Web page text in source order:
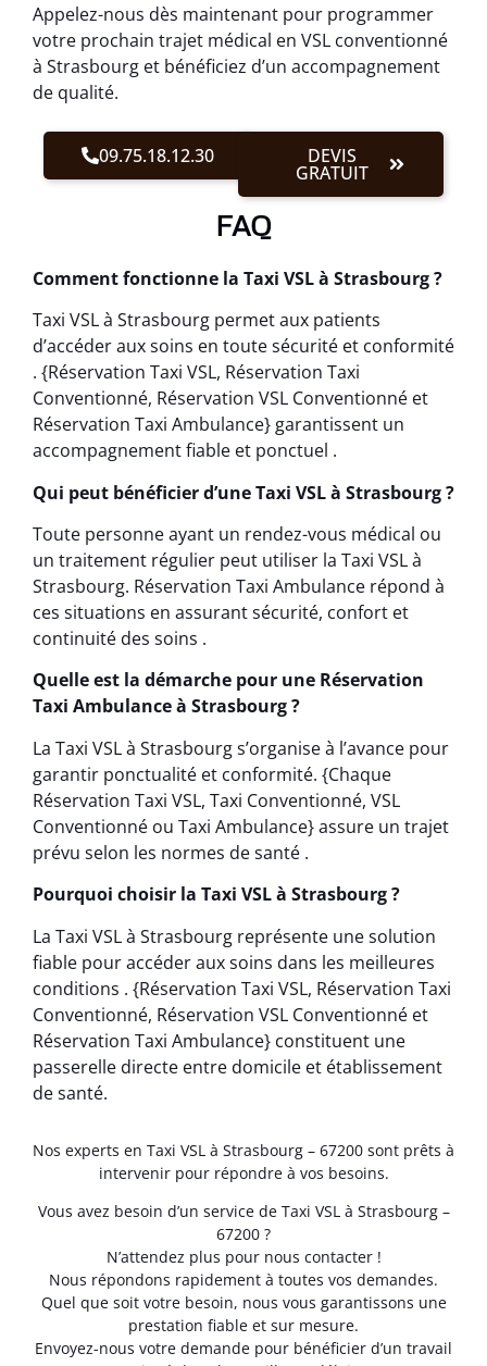
Appelez-nous dès maintenant pour programmer
votre prochain trajet médical en VSL conventionné
à Strasbourg et bénéficiez d’un accompagnement
de qualité.
09.75.18.12.30 DEVIS
GRATUIT
FAQ
Comment fonctionne la Taxi VSL à Strasbourg ?
Taxi VSL à Strasbourg permet aux patients
d’accéder aux soins en toute sécurité et conformité
. {Réservation Taxi VSL, Réservation Taxi
Conventionné, Réservation VSL Conventionné et
Réservation Taxi Ambulance} garantissent un
accompagnement fiable et ponctuel .
Qui peut bénéficier d’une Taxi VSL à Strasbourg ?
Toute personne ayant un rendez-vous médical ou
un traitement régulier peut utiliser la Taxi VSL à
Strasbourg. Réservation Taxi Ambulance répond à
ces situations en assurant sécurité, confort et
continuité des soins .
Quelle est la démarche pour une Réservation
Taxi Ambulance à Strasbourg ?
La Taxi VSL à Strasbourg s’organise à l’avance pour
garantir ponctualité et conformité. {Chaque
Réservation Taxi VSL, Taxi Conventionné, VSL
Conventionné ou Taxi Ambulance} assure un trajet
prévu selon les normes de santé .
Pourquoi choisir la Taxi VSL à Strasbourg ?
La Taxi VSL à Strasbourg représente une solution
fiable pour accéder aux soins dans les meilleures
conditions . {Réservation Taxi VSL, Réservation Taxi
Conventionné, Réservation VSL Conventionné et
Réservation Taxi Ambulance} constituent une
passerelle directe entre domicile et établissement
de santé.
Nos experts en Taxi VSL à Strasbourg – 67200 sont prêts à
intervenir pour répondre à vos besoins.
Vous avez besoin d’un service de Taxi VSL à Strasbourg –
67200 ?
N’attendez plus pour nous contacter !
Nous répondons rapidement à toutes vos demandes.
Quel que soit votre besoin, nous vous garantissons une
prestation fiable et sur mesure.
Envoyez-nous votre demande pour bénéficier d’un travail